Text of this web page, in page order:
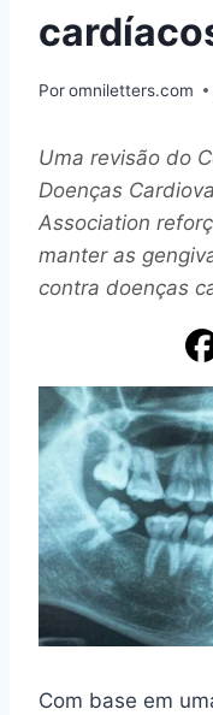
Poromniletters.com
Uma revisão do
Doenças
Association
manter as
contra doenças
Com base em